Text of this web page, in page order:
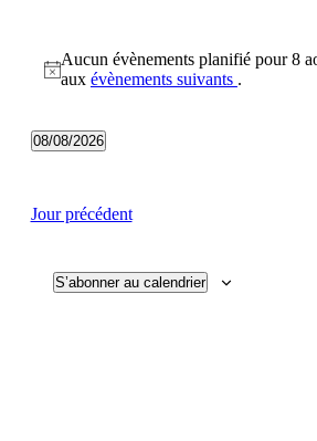
for
août,
2026
Notice
Aucun évènements planifié pour 8
aux évènements suivants .
08/08/2026
Jour précédent
S’abonner au calendrier